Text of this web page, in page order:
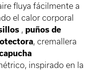
fluya fácilmente a
el calor corporal
puños de
, cremallera
inspirado en la